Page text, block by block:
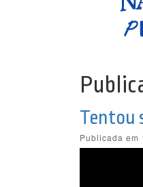
Tentou
Publicada em